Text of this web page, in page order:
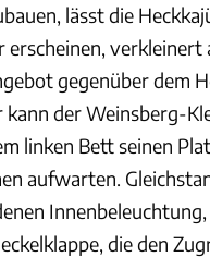
lässt die
verkleinert
gegenüber dem
kann der Weinsberg-
linken Bett seinen
aufwarten.
die den